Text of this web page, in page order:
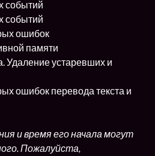
событий
событий
ошибок
памяти
Удаление устаревших и
ошибок перевода текста и
и время его начала могут
Пожалуйста,